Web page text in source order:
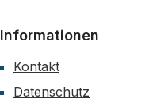
Informationen
Kontakt
Datenschutz